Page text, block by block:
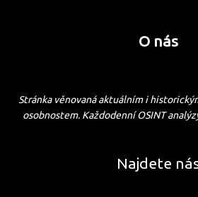
O nás
Stránka věnovaná aktuálním i
osobnostem. Každodenní OSINT
Najdete